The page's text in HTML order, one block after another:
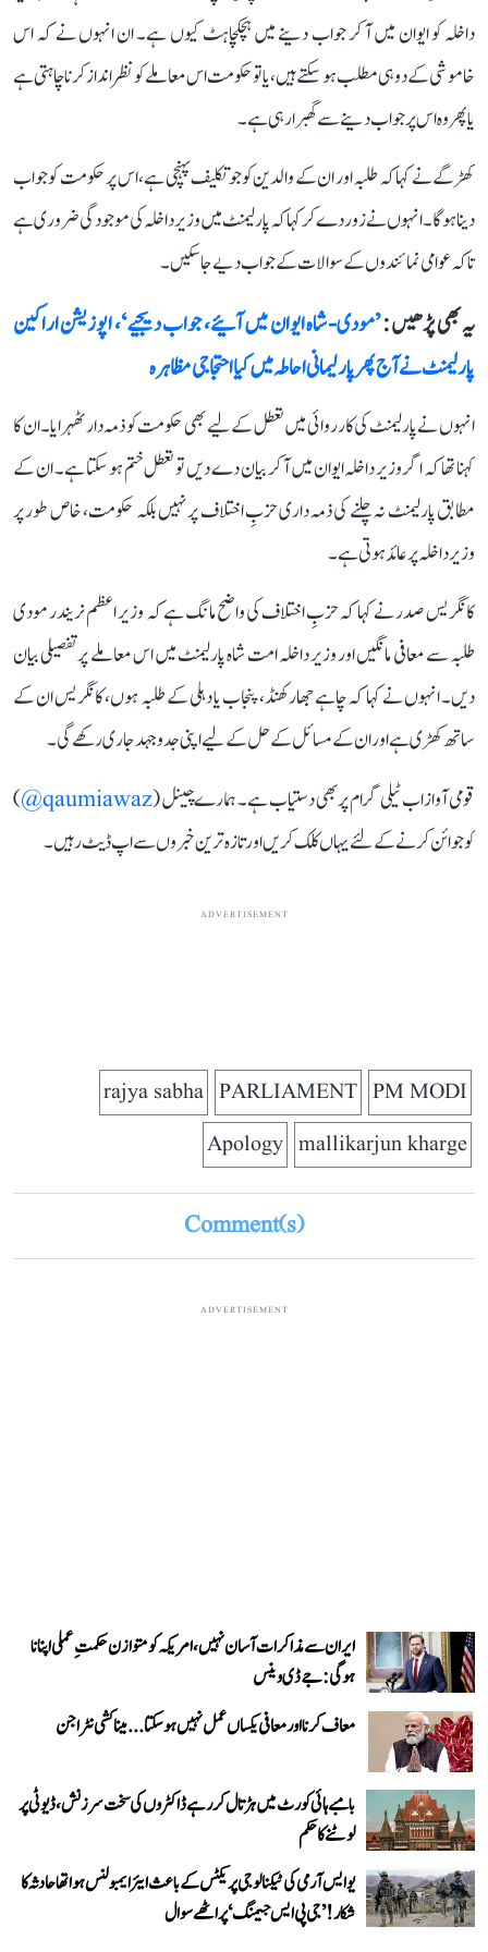
داخلہ کو ایوان میں آ کر جواب دینے میں ہچکچاہٹ کیوں ہے۔ ان انہوں نے کہ اس
خاموشی کے دو ہی مطلب ہو سکتے ہیں، یا تو حکومت اس معاملے کو نظر انداز کرنا چاہتی ہے
یا پھر وہ اس پر جواب دینے سے گھبرا رہی ہے۔
کھڑگے نے کہا کہ طلبہ اور ان کے والدین کو جو تکلیف پہنچی ہے، اس پر حکومت کو جواب
دینا ہوگا۔ انہوں نے زور دے کر کہا کہ پارلیمنٹ میں وزیر داخلہ کی موجودگی ضروری ہے
تاکہ عوامی نمائندوں کے سوالات کے جواب دیے جا سکیں۔
یہ بھی پڑھیں :’مودی-شاہ ایوان میں آئیے، جواب دیجیے‘، اپوزیشن اراکین
پارلیمنٹ نے آج پھر پارلیمانی احاطہ میں کیا احتجاجی مظاہرہ
انہوں نے پارلیمنٹ کی کارروائی میں تعطل کے لیے بھی حکومت کو ذمہ دار ٹھہرایا۔ ان کا
کہنا تھا کہ اگر وزیر داخلہ ایوان میں آ کر بیان دے دیں تو تعطل ختم ہو سکتا ہے۔ ان کے
مطابق پارلیمنٹ نہ چلنے کی ذمہ داری حزبِ اختلاف پر نہیں بلکہ حکومت، خاص طور پر
وزیر داخلہ پر عائد ہوتی ہے۔
کانگریس صدر نے کہا کہ حزبِ اختلاف کی واضح مانگ ہے کہ وزیر اعظم نریندر مودی
طلبہ سے معافی مانگیں اور وزیر داخلہ امت شاہ پارلیمنٹ میں اس معاملے پر تفصیلی بیان
دیں۔ انہوں نے کہا کہ چاہے جھارکھنڈ، پنجاب یا دہلی کے طلبہ ہوں، کانگریس ان کے
ساتھ کھڑی ہے اور ان کے مسائل کے حل کے لیے اپنی جدوجہد جاری رکھے گی۔
قومی آواز اب ٹیلی گرام پر بھی دستیاب ہے۔ ہمارے چینل (qaumiawaz@
)
کو جوائن کرنے کے لئے یہاں کلک کریں اور تازہ ترین خبروں سے اپ ڈیٹ رہیں۔
ADVERTISEMENT
PM MODI
PARLIAMENT
rajya sabha
mallikarjun kharge
Apology
Comment(s)
ADVERTISEMENT
ایران سے مذاکرات آسان نہیں، امریکہ کو متوازن حکمتِ عملی اپنانا
ہوگی: جے ڈی وینس
معاف کرنا اور معافی یکساں عمل نہیں ہو سکتا... میناکشی نٹراجن
بامبے ہائی کورٹ میں ہڑتال کر رہے ڈاکٹروں کی سخت سرزنش، ڈیوٹی پر
لوٹنے کا حکم
یو ایس آرمی کی ٹیکنالوجی پریکٹس کے باعث ایئر ایمبولنس ہوا تھا حادثہ کا
شکار! ’جی پی ایس جیمنگ‘ پر اٹھے سوال